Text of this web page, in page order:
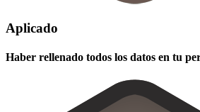
Aplicado
Haber rellenado todos los datos en tu